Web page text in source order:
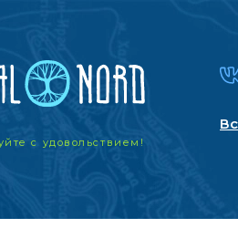
с удовольствием!